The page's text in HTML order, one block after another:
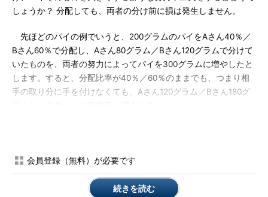
しょうか？ 分配しても、両者の分け前に損は発生しません。
先ほどのパイの例でいうと、200グラムのパイをAさん40％／
Bさん60％で分配し、Aさん80グラム／Bさん120グラムで分けて
いたものを、両者の努力によってパイを300グラムに増やしたと
します。すると、分配比率が40％／60％のままでも、つまり相
手の取り分に手を付けなくても、Aさん120グラム／Bさん180グ
会員登録（無料）が必要です
続きを読む